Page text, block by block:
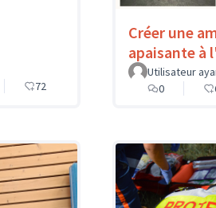
72
Créer une
apaisante à
Utilisateur
0